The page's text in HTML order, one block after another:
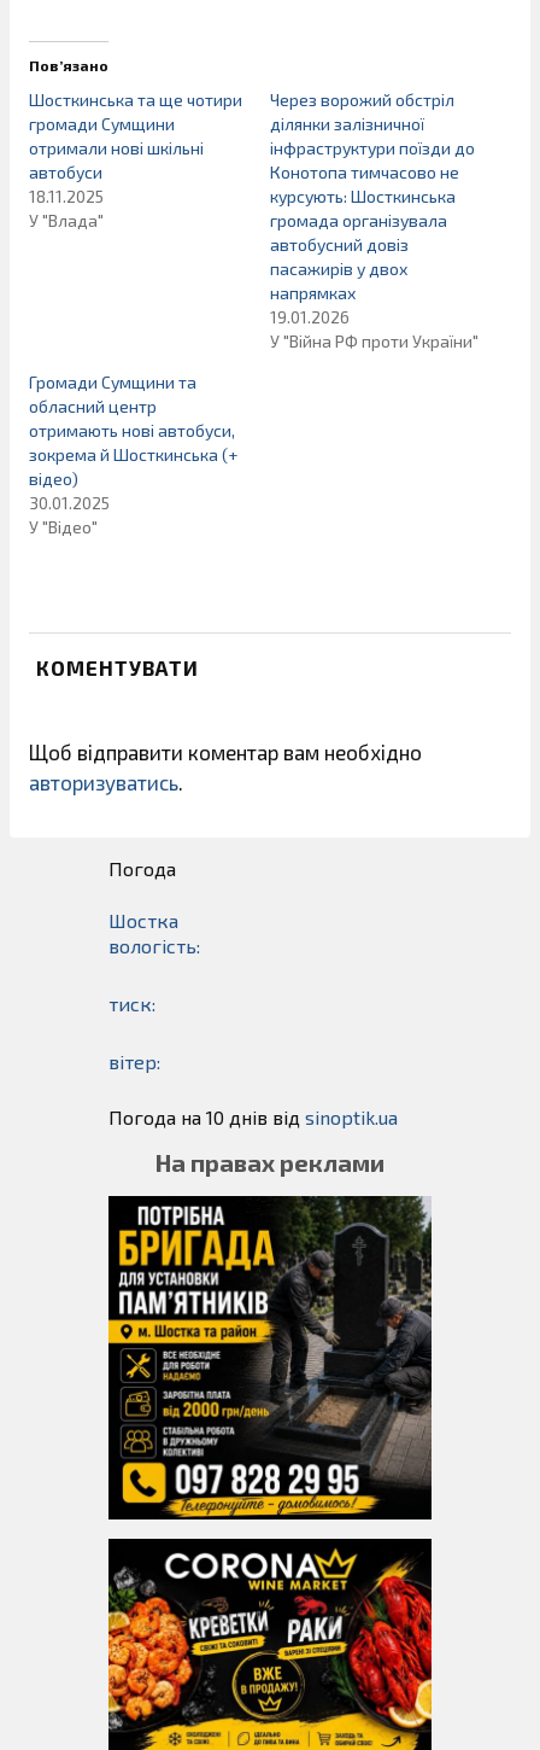
Пов’язано
Шосткинська та ще чотири
громади Сумщини
отримали нові шкільні
автобуси
18.11.2025
У "Влада"
Через ворожий обстріл
ділянки залізничної
інфраструктури поїзди до
Конотопа тимчасово не
курсують: Шосткинська
громада організувала
автобусний довіз
пасажирів у двох
напрямках
19.01.2026
У "Війна РФ проти України"
Громади Сумщини та
обласний центр
отримають нові автобуси,
зокрема й Шосткинська (+
відео)
30.01.2025
У "Відео"
КОМЕНТУВАТИ
Щоб відправити коментар вам необхідно
авторизуватись
Погода
Шостка
вологість:
тиск:
вітер:
Погода на 10 днів від sinoptik.ua
На правах реклами